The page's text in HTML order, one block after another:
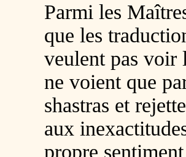
Parmi les
que les
veulent pas voir
ne voient que
shastras et
aux
propre